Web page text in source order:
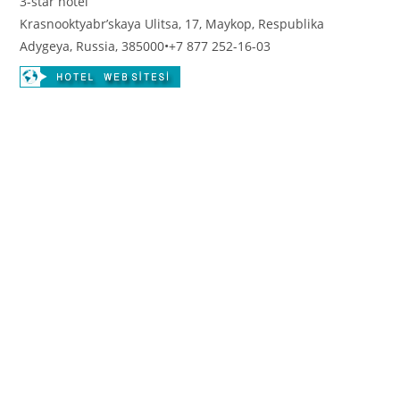
Krasnooktyabr’skaya Ulitsa, 17, Maykop, Respublika
Adygeya, Russia, 385000•+7 877 252-16-03